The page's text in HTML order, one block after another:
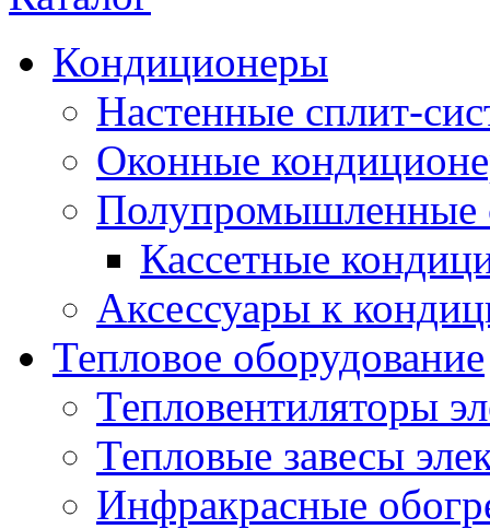
Кондиционеры
Настенные сплит-
Оконные
Полупромышленные
Кассетные
Аксессуары к
Тепловое оборудование
Тепловентиляторы
Тепловые завесы
Инфракрасные